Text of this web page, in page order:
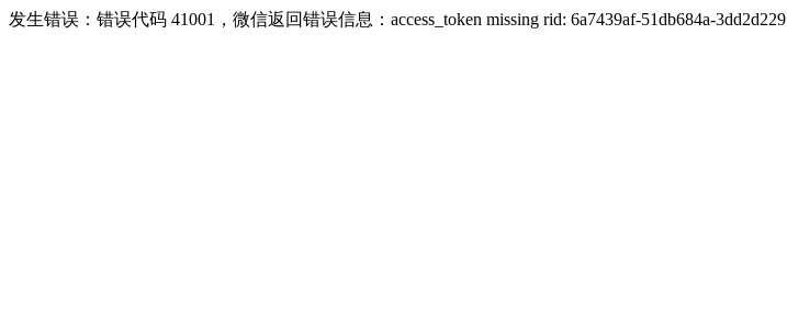
发生错误：错误代码 41001，微信返回错误信息：access_token missing rid: 6a7439af-51db684a-3dd2d229